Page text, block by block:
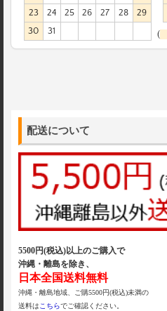
23
24 25 26 27 28
29
30
31 (
配送について
5500円(税込)以上のご購入で
沖縄・離島を除き、
日本全国送料無料
沖縄・離島地域、ご購5500円(税込)未満の
送料は こちらでご確認ください。